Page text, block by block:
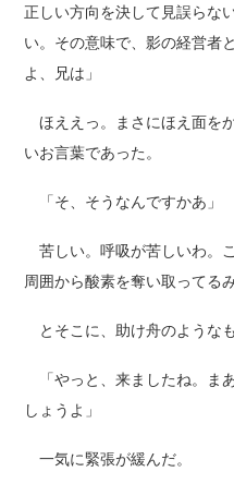
正しい方向を決して見誤らな
い。その意味で、影の経営者
よ、兄は」
ほええっ。まさにほえ面を
いお言葉であった。
「そ、そうなんですかあ」
苦しい。呼吸が苦しいわ。
周囲から酸素を奪い取ってるみ
とそこに、助け舟のような
「やっと、来ましたね。ま
しょうよ」
一気に緊張が緩んだ。